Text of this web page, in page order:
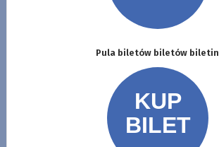
Pula biletów biletów biletin